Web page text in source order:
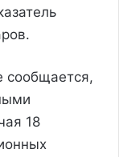
сообщается,
18